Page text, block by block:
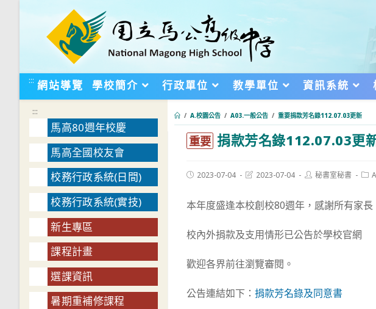
::: 網站導覽 學校簡介 行政單位 教學單位 資訊系統
/ A.校園公告 / A03.一般公告 / 重要捐款芳名錄112.07.03更新
重要 捐款芳名錄112.07.03更
Post2023-07-04
Post2023-07-04
Post秘書室秘書
Post
本年度盛逢本校創校80週年，感謝所有家
校內外捐款及支用情形已公告於學校官網
歡迎各界前往瀏覽審閱。
公告連結如下：捐款芳名錄及同意書
:::
馬高80週年校慶
馬高全國校友會
校務行政系統(日間)
校務行政系統(實技)
新生專區
課程計畫
選課資訊
暑期重補修課程